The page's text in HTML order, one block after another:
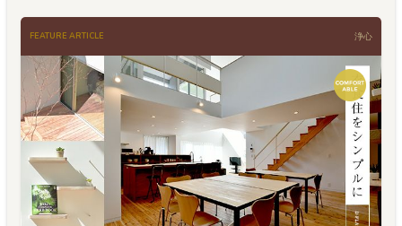
FEATURE ARTICLE 浄心